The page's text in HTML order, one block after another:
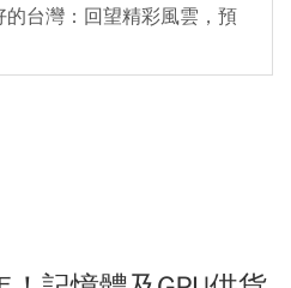
台灣：回望精彩風雲，預